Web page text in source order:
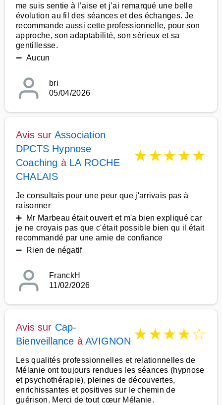
me suis sentie à l’aise et j’ai remarqué une belle
évolution au fil des séances et des échanges. Je
recommande aussi cette professionnelle, pour son
approche, son adaptabilité, son sérieux et sa
gentillesse.
➖ Aucun
bri
05/04/2026
Avis sur Association
DPCTS Hypnose
Coaching à LA ROCHE
CHALAIS
★★★★★
Je consultais pour une peur que j'arrivais pas à
raisonner
➕ Mr Marbeau était ouvert et m'a bien expliqué car
je ne croyais pas que c'était possible bien qu il était
recommandé par une amie de confiance
➖ Rien de négatif
FranckH
11/02/2026
Avis sur Cap-
Bienveillance àAVIGNON ★★★★☆
Les qualités professionnelles et relationnelles de
Mélanie ont toujours rendues les séances (hypnose
et psychothérapie), pleines de découvertes,
enrichissantes et positives sur le chemin de
guérison. Merci de tout cœur Mélanie.